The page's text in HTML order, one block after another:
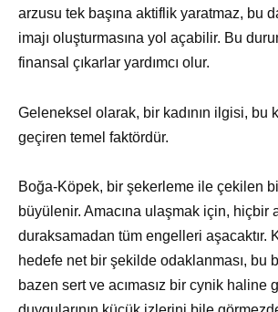
arzusu tek başına aktiflik yaratmaz, bu
imajı oluşturmasına yol açabilir. Bu
finansal çıkarlar yardımcı olur.
Geleneksel olarak, bir kadının ilgisi, bu
geçiren temel faktördür.
Boğa-Köpek, bir şekerleme ile çekilen
büyülenir. Amacına ulaşmak için, hiçbir
duraksamadan tüm engelleri aşacaktır.
hedefe net bir şekilde odaklanması, bu
bazen sert ve acımasız bir cynik haline